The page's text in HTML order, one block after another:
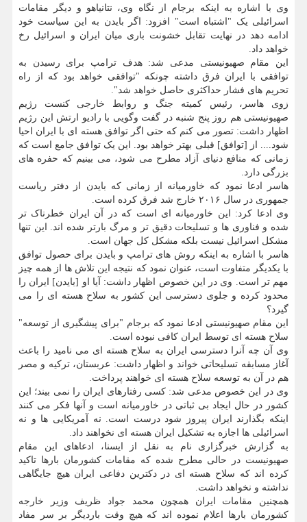
وی با اشاره به اینکه برجام از نگاه وی، نتانیاهو و دیگر مقامات
اسرائیلی یک "اشتباه است" افزود: اگر بایدن به این سیاست خود
ادامه دهد در نهایت تقابل خشونت باری میان ایران و اسرائیل رخ
خواهد داد.
این مقام صهیونیستی مدعی شد: هدف ترامپ برای رسیدن به
توافقی با ایران فرق داشته چونکه "توافقی خواهد بود که از راه
تحریم های فشار حداکثری حاصل خواهد شد".
زوی هاسر، رئیس کمیته جنگ و روابط خارجی کنست رژیم
صهیونیستی هم روز پنج شنبه در گفت وگویی با رادیو ارتش این رژیم
اظهار داشت: تصور می کنم که حتی اگر توافق هسته ای با ایران احیا
شود.... از [توافق] قبلی بهتر خواهد بود. این یک توافق جامع است که
زمانی که منافع دنیای آزاد مطرح می شود، می بینیم که حفره های
بزرگی دارد.
هاسر ادعا نمود که خاورمیانه از زمانی که بایدن از دفتر ریاست
جمهوری در سال ۲۰۱۶ خارج شد فرق کرده است.
وی ادعا کرد: این خاورمیانه ای است که در آن ایران خطرناک تر
شده و فناوری ها و تسلیحات دقیق تر و مرگ بارتر شده اند. این تنها
مشکل اسرائیل نیست بلکه مشکل کل جهان است.
هاسر با اشاره به اینکه روش های ترامپ و بایدن برای حصول توافق
با یکدیگر متفاوت است، عنوان نمود که نتیجه این تلاش ها از همه چیز
مهم تر است. وی در این خصوص اظهار داشت: آیا او [بایدن] ایران را
محدود کرده و جلوی دسترسی این کشور به سلاح هسته ای را می
گیرد؟
این مقام صهیونیستی ادعا نمود که برجام "برای پیشگیری از توسعه"
سلاح هسته ای توسط ایران کافی نبوده است.
وی آن چه آنرا دسترسی ایران به سلاح هسته ای می نامید را باعث
آغاز مسابقه تسلیحاتی خواند و اظهار داشت: عربستان، ترکیه و مصر
هم در آن به توسعه سلاح هسته ای خواهند پرداخت.
وی در این خصوص مدعی شد: کسی رفتارهای ایران را نمی بیند؛ این
کشور در حال ایجاد بی ثباتی در خاورمیانه است و آنها فکر می کنند
اینکه بگذارند ایران پیروز شود درست است. نه آمریکایی ها و نه
اسرائیلی ها اجازه به تشکیل ایران هسته ای نخواهند داد.
به گزارش خبرگزاری نام به نقل از ایسنا، ادعاهای این مقام
صهیونیست در حالی مطرح شده که مقامات کشورمان بارها تاکید
کرده اند که سلاح هسته ای در دکترین دفاعی ایران هیچ جایگاهی
نداشته و نخواهد داشت.
همچنین مقامات ایران همچون محمد جواد ظریف وزیر خارجه
کشورمان بارها اعلام نموده اند که هیچ وقت باردیگر بر سر مفاد